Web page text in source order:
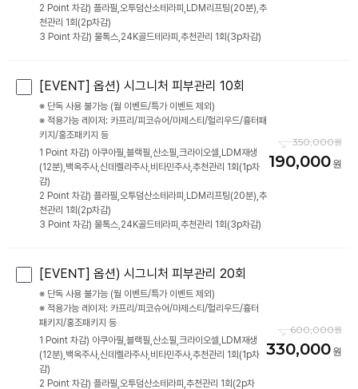
2 Point 차감) 플라필,오투덤산소테라피,LDM리프팅(20분),추
천관리 1회(2p차감)
3 Point 차감) 물톡스,24K골드테라피,추천관리 1회(3p차감)
[EVENT] 옵션) 시그니처 피부관리 10회
※ 단독 사용 불가능 (월 이벤트/특가 이벤트 제외)
※ 적용가능 레이저: 카프리/피코슈어/마제스티/헐리우드/흉터패
키지/홍조패키지 등
1 Point 차감) 아쿠아필,블랙필,산소필,크라이오셀,LDM재생
(12분),백옥주사,신데렐라주사,비타민주사,추천관리 1회(1p차
감)
2 Point 차감) 플라필,오투덤산소테라피,LDM리프팅(20분),추
천관리 1회(2p차감)
3 Point 차감) 물톡스,24K골드테라피,추천관리 1회(3p차감)
350,000
190,000
[EVENT] 옵션) 시그니처 피부관리 20회
※ 단독 사용 불가능 (월 이벤트/특가 이벤트 제외)
※ 적용가능 레이저: 카프리/피코슈어/마제스티/헐리우드/흉터
패키지/홍조패키지 등
1 Point 차감) 아쿠아필,블랙필,산소필,크라이오셀,LDM재생
(12분),백옥주사,신데렐라주사,비타민주사,추천관리 1회(1p차
감)
2 Point 차감) 플라필,오투덤산소테라피,추천관리 1회(2p차
600,000
330,000